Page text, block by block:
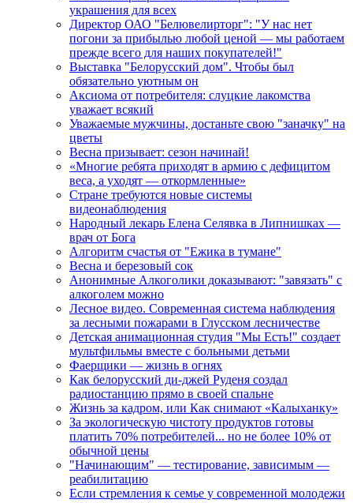
украшения для всех
Директор ОАО "Белювелирторг": "У нас нет
погони за прибылью любой ценой — мы работаем
прежде всего для наших покупателей!"
Выставка "Белорусский дом". Чтобы был
обязательно уютным он
Аксиома от потребителя: слуцкие лакомства
уважает всякий
Уважаемые мужчины, достаньте свою "заначку" на
цветы
Весна призывает: сезон начинай!
«Многие ребята приходят в армию с дефицитом
веса, а уходят — откормленные»
Стране требуются новые системы
видеонаблюдения
Народный лекарь Елена Селявка в Липнишках —
врач от Бога
Алгоритм счастья от "Ежика в тумане"
Весна и березовый сок
Анонимные Алкоголики доказывают: "завязать" с
алкоголем можно
Лесное видео. Современная система наблюдения
за лесными пожарами в Глусском лесничестве
Детская анимационная студия "Мы Есть!" создает
мультфильмы вместе с больными детьми
Фаерщики — жизнь в огнях
Как белорусский ди-джей Руденя создал
радиостанцию прямо в своей спальне
Жизнь за кадром, или Как снимают «Калыханку»
За экологическую чистоту продуктов готовы
платить 70% потребителей... но не более 10% от
обычной цены
"Начинающим" — тестирование, зависимым —
реабилитацию
Если стремления к семье у современной молодежи